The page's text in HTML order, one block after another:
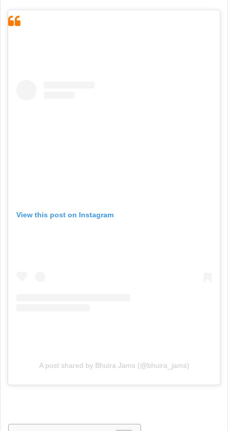
View this post on Instagram
A post shared by Bhuira Jams (@bhuira_jams)